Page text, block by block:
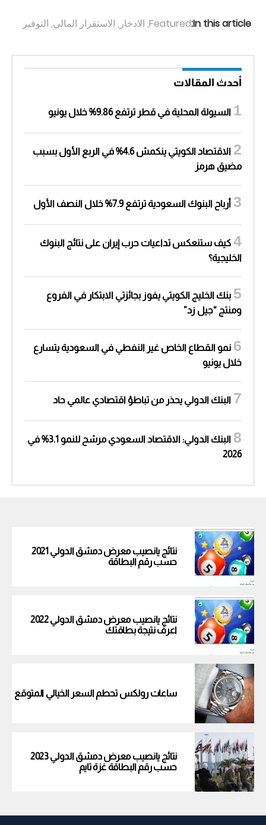
In this article:
Featured
, الادخار , الاستقرار المالي, التوفير
أحدث المقالات
السيولة المحلية في قطر ترتفع 9.86% خلال يونيو
الاقتصاد الكويتي ينكمش 4.6% في الربع الأول بسبب
مضيق هرمز
أرباح البنوك السعودية ترتفع 7.9% خلال النصف الأول
كيف ستنعكس تداعيات حرب إيران على نتائج البنوك
الخليجية؟
بنك الخليج الكويتي يفوز بجائزتي الابتكار في الفروع
ومنتج “جيل زد”
نمو القطاع الخاص غير النفطي في السعودية يتسارع
خلال يونيو
البنك الدولي يحذر من تباطؤ اقتصادي عالمي حاد
البنك الدولي: الاقتصاد السعودي مرشح للنمو 3.1% في
2026
نتائج يانصيب معرض دمشق الدولي 2021
حسب رقم البطاقة
نتائج يانصيب معرض دمشق الدولي 2022
اعرف نتيجة بطاقتك
ساعات رولكس تحطم السعر الخيالي المتوقع
نتائج يانصيب معرض دمشق الدولي 2023
حسب رقم البطاقة غزة تايم